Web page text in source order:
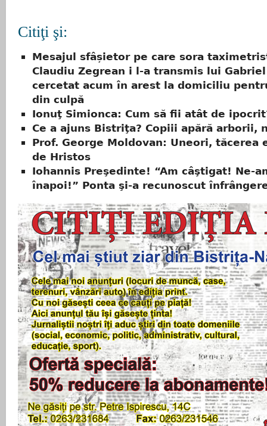
Citiţi şi:
Mesajul sfâșietor pe care sora
Claudiu Zegrean i l-a transmis lui Gabriel
cercetat acum în arest la domiciliu
din culpă
Ionuţ Simionca: Cum să fii atât de
Ce a ajuns Bistriţa? Copiii apără arborii,
Prof. George Moldovan: Uneori, tăcerea
de Hristos
Iohannis Preşedinte! “Am câştigat! Ne-
înapoi!” Ponta şi-a recunoscut